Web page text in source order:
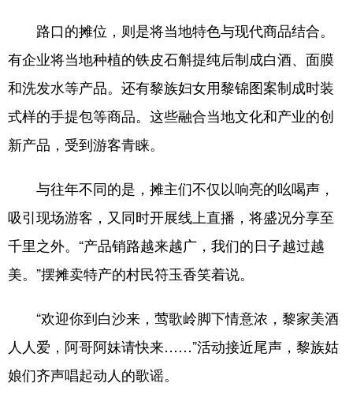
路口的摊位，则是将当地特色与现代商品结合。
有企业将当地种植的铁皮石斛提纯后制成白酒、面膜
和洗发水等产品。还有黎族妇女用黎锦图案制成时装
式样的手提包等商品。这些融合当地文化和产业的创
新产品，受到游客青睐。
与往年不同的是，摊主们不仅以响亮的吆喝声，
吸引现场游客，又同时开展线上直播，将盛况分享至
千里之外。“产品销路越来越广，我们的日子越过越
美。”摆摊卖特产的村民符玉香笑着说。
“欢迎你到白沙来，莺歌岭脚下情意浓，黎家美酒
人人爱，阿哥阿妹请快来……”活动接近尾声，黎族姑
娘们齐声唱起动人的歌谣。